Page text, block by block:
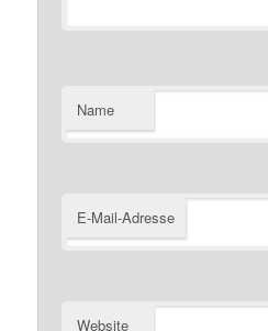
Name
E-Mail-Adresse
Website